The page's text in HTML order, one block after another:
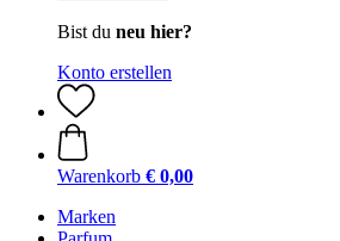
Bist du neu hier?
Konto erstellen
Warenkorb € 0,00
Marken